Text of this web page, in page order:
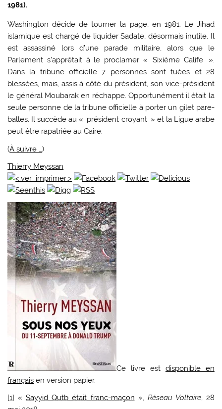
1981).
Washington décide de tourner la page, en 1981. Le Jihad
islamique est chargé de liquider Sadate, désormais inutile. Il
est assassiné lors d’une parade militaire, alors que le
Parlement s’apprêtait à le proclamer « Sixième Calife ».
Dans la tribune officielle 7 personnes sont tuées et 28
blessées, mais, assis à côté du président, son vice-président
le général Moubarak en réchappe. Opportunément il était la
seule personne de la tribune officielle à porter un gilet pare-
balles. Il succède au « président croyant » et la Ligue arabe
peut être rapatriée au Caire.
(À suivre …)
Thierry Meyssan
Ce livre est disponible en
français en version papier.
[1] «Sayyid Qutb était franc-maçon », Réseau Voltaire, 28